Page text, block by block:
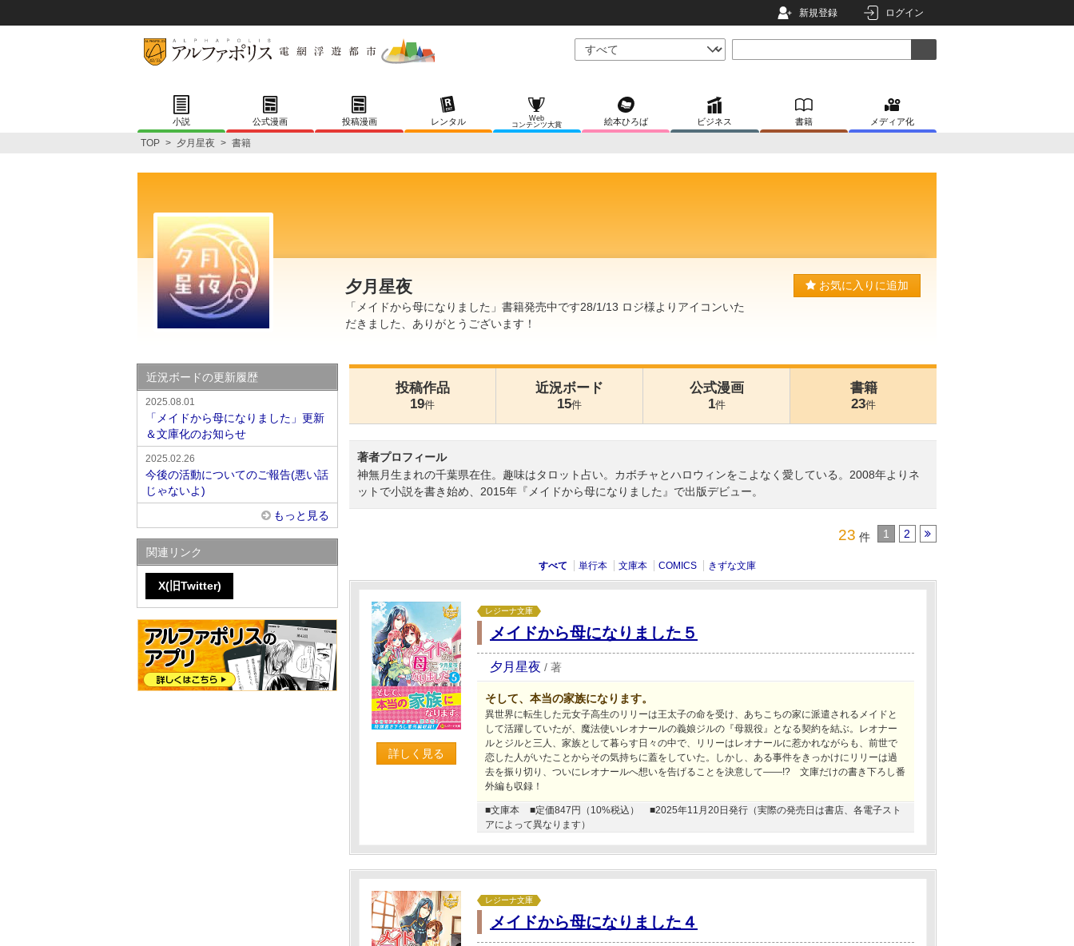
新規登録 ログイン
小説 公式漫画 投稿漫画 レンタル
Web
コンテンツ大賞
絵本ひろば ビジネス 書籍 メディア化
TOP > 夕月星夜 > 書籍
夕月星夜
「メイドから母になりました」書籍発売中です28/1/13 ロジ様よりアイコンいた
だきました、ありがとうございます！
お気に入りに追加
投稿作品
19件
近況ボード
15件
公式漫画
1件
書籍
23件
著者プロフィール
神無月生まれの千葉県在住。趣味はタロット占い。カボチャとハロウィンをこよなく愛している。2008年よりネ
ットで小説を書き始め、2015年『メイドから母になりました』で出版デビュー。
23 件 1 2
すべて 単行本 文庫本 COMICS きずな文庫
詳しく見る
レジーナ文庫
メイドから母になりました５
夕月星夜 / 著
そして、本当の家族になります。
異世界に転生した元女子高生のリリーは王太子の命を受け、あちこちの家に派遣されるメイドと
して活躍していたが、魔法使いレオナールの義娘ジルの『母親役』となる契約を結ぶ。レオナー
ルとジルと三人、家族として暮らす日々の中で、リリーはレオナールに惹かれながらも、前世で
恋した人がいたことからその気持ちに蓋をしていた。しかし、ある事件をきっかけにリリーは過
去を振り切り、ついにレオナールへ想いを告げることを決意して――!? 文庫だけの書き下ろし番
外編も収録！
■文庫本 ■定価847円（10%税込）
■2025年11月20日発行（実際の発売日は書店、各電子スト
アによって異なります）
レジーナ文庫
メイドから母になりました４
近況ボードの更新履歴
2025.08.01
「メイドから母になりました」更新
＆文庫化のお知らせ
2025.02.26
今後の活動についてのご報告(悪い話
じゃないよ)
もっと見る
関連リンク
X(旧Twitter)